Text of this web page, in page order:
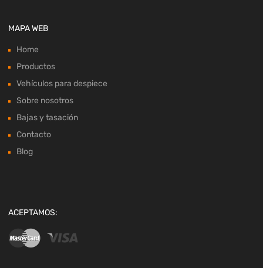
MAPA WEB
Home
Productos
Vehículos para despiece
Sobre nosotros
Bajas y tasación
Contacto
Blog
ACEPTAMOS: